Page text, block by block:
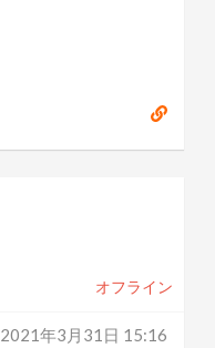
オフライン
2021年3月31日 15:16